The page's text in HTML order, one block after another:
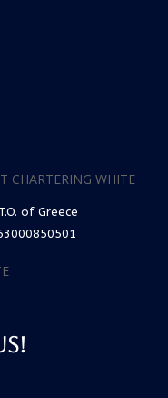
of Greece